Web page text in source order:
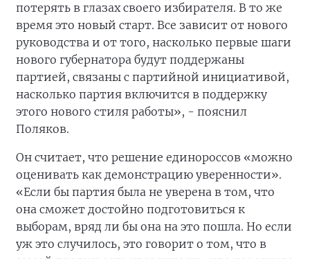
потерять в глазах своего избирателя. В то же
время это новый старт. Все зависит от нового
руководства и от того, насколько первые шаги
нового губернатора будут поддержаны
партией, связаны с партийной инициативой,
насколько партия включится в поддержку
этого нового стиля работы», - пояснил
Поляков.
Он считает, что решение единороссов «можно
оценивать как демонстрацию уверенности».
«Если бы партия была не уверена в том, что
она сможет достойно подготовиться к
выборам, вряд ли бы она на это пошла. Но если
уж это случилось, это говорит о том, что в